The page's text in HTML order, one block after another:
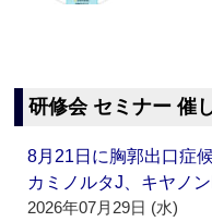
研修会 セミナー 催
8月21日に胸郭出口症
カミノルタJ、キヤノ
2026年07月29日 (水)